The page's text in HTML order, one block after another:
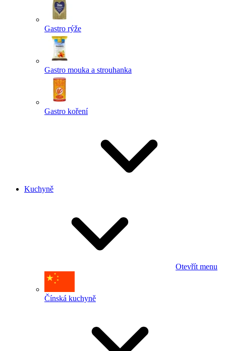
Gastro rýže
Gastro mouka a strouhanka
Gastro koření
Kuchyně
Otevřít menu
Čínská kuchyně